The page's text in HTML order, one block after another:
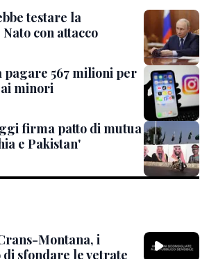
testare la
con attacco
pagare 567 milioni per
minori
firma patto di mutua
e Pakistan'
Montana, i
sfondare le vetrate